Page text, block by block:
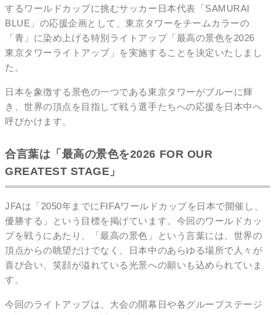
するワールドカップに挑むサッカー日本代表「SAMURAI
BLUE」の応援企画として、東京タワーをチームカラーの
「青」に染め上げる特別ライトアップ「最高の景色を2026
東京タワーライトアップ」を実施することを決定いたしまし
た。
日本を象徴する景色の一つである東京タワーがブルーに輝
き、世界の頂点を目指して戦う選手たちへの応援を日本中へ
呼びかけます。
合言葉は「最高の景色を2026 FOR OUR
GREATEST STAGE」
JFAは「2050年までにFIFAワールドカップを日本で開催し、
優勝する」という目標を掲げています。今回のワールドカッ
プを戦うにあたり、「最高の景色」という言葉には、世界の
頂点からの眺望だけでなく、日本中のあらゆる場所で人々が
喜び合い、笑顔が溢れている光景への願いも込められていま
す。
今回のライトアップは、大会の開幕日や各グループステージ